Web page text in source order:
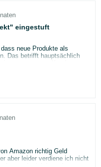
Erkenntnisse und
einrichten und Preise
eingestuft
neue Produkte als
Das betrifft hauptsächlich
retouren von Kunden
und die Produkte sind in
zu wissen.
Amazon richtig Geld
aber leider verdiene ich nicht